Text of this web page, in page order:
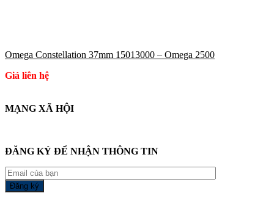
Omega Constellation 37mm 15013000 – Omega 2500
Giá liên hệ
MẠNG XÃ HỘI
ĐĂNG KÝ ĐỂ NHẬN THÔNG TIN